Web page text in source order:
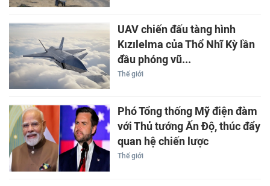
UAV chiến đấu tàng hình
Kızılelma của Thổ Nhĩ Kỳ lần
đầu phóng vũ...
Thế giới
Phó Tổng thống Mỹ điện đàm
với Thủ tướng Ấn Độ, thúc đẩy
quan hệ chiến lược
Thế giới